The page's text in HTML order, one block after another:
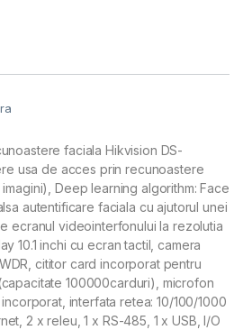
faciala Hikvision DS-
usa de acces prin recunoastere
Deep learning algorithm: Face
autentificare faciala cu ajutorul unei
ecranul videointerfonului la rezolutia
10.1 inchi cu ecran tactil, camera
cititor card incorporat pentru
100000carduri), microfon
interfata retea: 10/100/1000
2 x releu, 1 x RS-485, 1 x USB, I/O